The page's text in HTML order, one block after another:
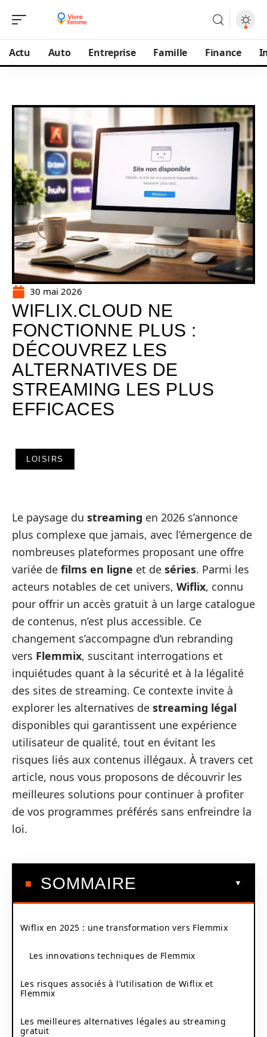
Actu Auto Entreprise Famille Finance
30 mai 2026
WIFLIX.CLOUD NE
FONCTIONNE PLUS :
DÉCOUVREZ LES
ALTERNATIVES DE
STREAMING LES PLUS
EFFICACES
LOISIRS
Le paysage du streaming en 2026 s’annonce
plus complexe que jamais, avec l’émergence de
nombreuses plateformes proposant une offre
variée de films en ligne et de séries. Parmi les
acteurs notables de cet univers, Wiflix, connu
pour offrir un accès gratuit à un large catalogue
de contenus, n’est plus accessible. Ce
changement s’accompagne d’un rebranding
vers Flemmix, suscitant interrogations et
inquiétudes quant à la sécurité et à la légalité
des sites de streaming. Ce contexte invite à
explorer les alternatives de streaming légal
disponibles qui garantissent une expérience
utilisateur de qualité, tout en évitant les
risques liés aux contenus illégaux. À travers cet
article, nous vous proposons de découvrir les
meilleures solutions pour continuer à profiter
de vos programmes préférés sans enfreindre la
loi.
SOMMAIRE
Wiflix en 2025 : une transformation vers Flemmix
Les innovations techniques de Flemmix
Les risques associés à l’utilisation de Wiflix et
Flemmix
Les meilleures alternatives légales au streaming
gratuit